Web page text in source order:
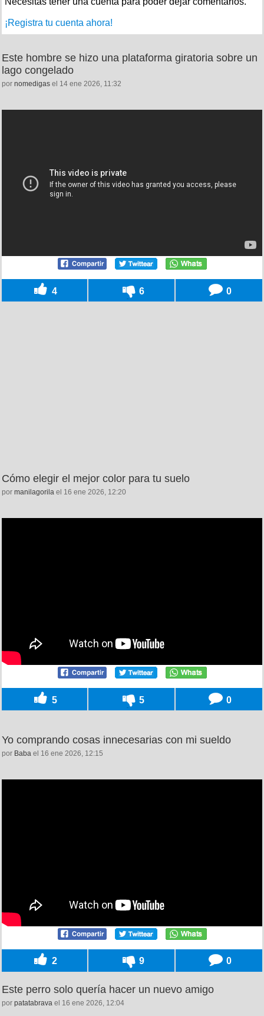
¡Registra tu cuenta ahora!
Este hombre se hizo una plataforma giratoria sobre un
lago congelado
por nomedigas el 14 ene 2026, 11:32
4 6 0
Cómo elegir el mejor color para tu suelo
por manilagorila el 16 ene 2026, 12:20
5 5 0
Yo comprando cosas innecesarias con mi sueldo
por Baba el 16 ene 2026, 12:15
2 9 0
Este perro solo quería hacer un nuevo amigo
por patatabrava el 16 ene 2026, 12:04